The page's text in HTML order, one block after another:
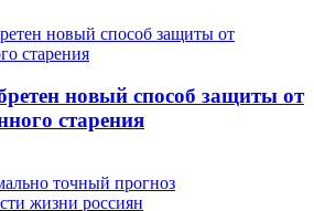
новый способ защиты от
старения